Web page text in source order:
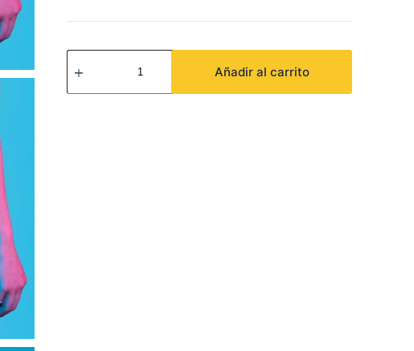
CALEXOTICS
ARNÉS
Añadir al carrito